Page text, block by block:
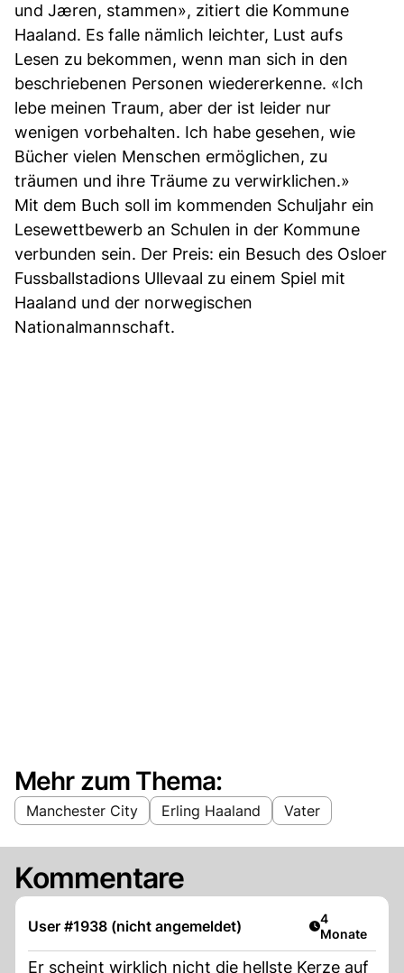
und Jæren, stammen», zitiert die Kommune
Haaland. Es falle nämlich leichter, Lust aufs
Lesen zu bekommen, wenn man sich in den
beschriebenen Personen wiedererkenne. «Ich
lebe meinen Traum, aber der ist leider nur
wenigen vorbehalten. Ich habe gesehen, wie
Bücher vielen Menschen ermöglichen, zu
träumen und ihre Träume zu verwirklichen.»
Mit dem Buch soll im kommenden Schuljahr ein
Lesewettbewerb an Schulen in der Kommune
verbunden sein. Der Preis: ein Besuch des Osloer
Fussballstadions Ullevaal zu einem Spiel mit
Haaland und der norwegischen
Nationalmannschaft.
Mehr zum Thema:
Manchester City Erling Haaland Vater
Kommentare
User #1938 (nicht angemeldet) Artikel
4
Monate
Er scheint wirklich nicht die hellste Kerze auf